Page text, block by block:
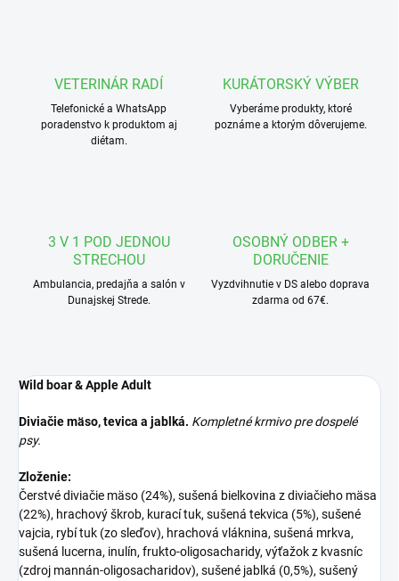
VETERINÁR RADÍ
Telefonické a WhatsApp
poradenstvo k produktom aj
diétam.
KURÁTORSKÝ VÝBER
Vyberáme produkty, ktoré
poznáme a ktorým dôverujeme.
3 V 1 POD JEDNOU
STRECHOU
Ambulancia, predajňa a salón v
Dunajskej Strede.
OSOBNÝ ODBER +
DORUČENIE
Vyzdvihnutie v DS alebo doprava
zdarma od 67€.
Wild boar & Apple Adult
Diviačie mäso, tevica a jablká. Kompletné krmivo pre dospelé
psy.
Zloženie:
Čerstvé diviačie mäso (24%), sušená bielkovina z diviačieho mäsa
(22%), hrachový škrob, kurací tuk, sušená tekvica (5%), sušené
vajcia, rybí tuk (zo sleďov), hrachová vláknina, sušená mrkva,
sušená lucerna, inulín, frukto-oligosacharidy, výťažok z kvasníc
(zdroj mannán-oligosacharidov), sušené jablká (0,5%), sušený